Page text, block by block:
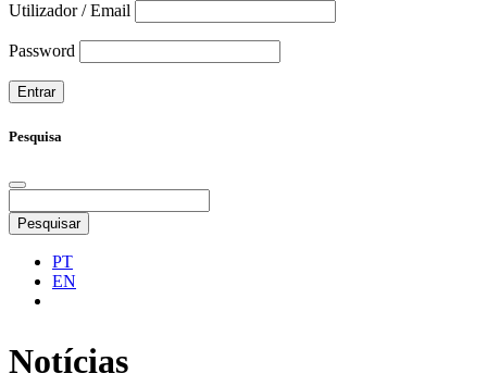
Utilizador / Email
Password
Pesquisa
Pesquisar
PT
EN
Notícias